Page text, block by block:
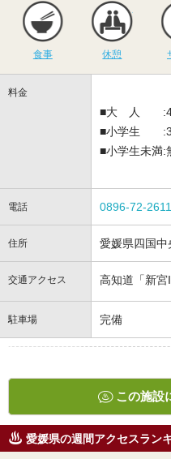
食事 休憩
料金
■大 人 :400
■小学生
■小学生未満:
電話 0896-72-2611
住所 愛媛県四国中
交通アクセス 高知道「新
駐車場 完備
この施設
愛媛県の週間アクセスラン